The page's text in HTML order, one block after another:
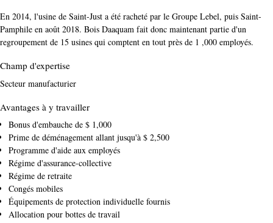
En 2014, l'usine de Saint-Just a été racheté par le Groupe Lebel, puis Saint-
Pamphile en août 2018. Bois Daaquam fait donc maintenant partie d'un
regroupement de 15 usines qui comptent en tout près de 1 ,000 employés.
Champ d'expertise
Secteur manufacturier
Avantages à y travailler
Bonus d'embauche de $ 1,000
Prime de déménagement allant jusqu'à $ 2,500
Programme d'aide aux employés
Régime d'assurance-collective
Régime de retraite
Congés mobiles
Équipements de protection individuelle fournis
Allocation pour bottes de travail